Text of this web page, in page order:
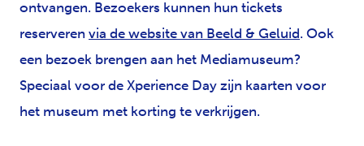
ontvangen. Bezoekers kunnen hun tickets
reserveren via de website van Beeld & Geluid. Ook
een bezoek brengen aan het Mediamuseum?
Speciaal voor de Xperience Day zijn kaarten voor
het museum met korting te verkrijgen.